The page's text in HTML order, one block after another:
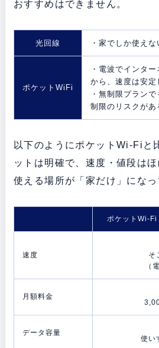
おすすめはできません。
光回線 ・家でしか使えな
ポケットWiFi
・電波でインタ
から、速度は安定
・無制限プラン
制限のリスクがあ
以下のようにポケットWi-Fiと
ットは明確で、速度・値段はほ
使える場所が「家だけ」になっ
ポケットWi-Fi
速度
そ
（
月額料金
データ容量
使い